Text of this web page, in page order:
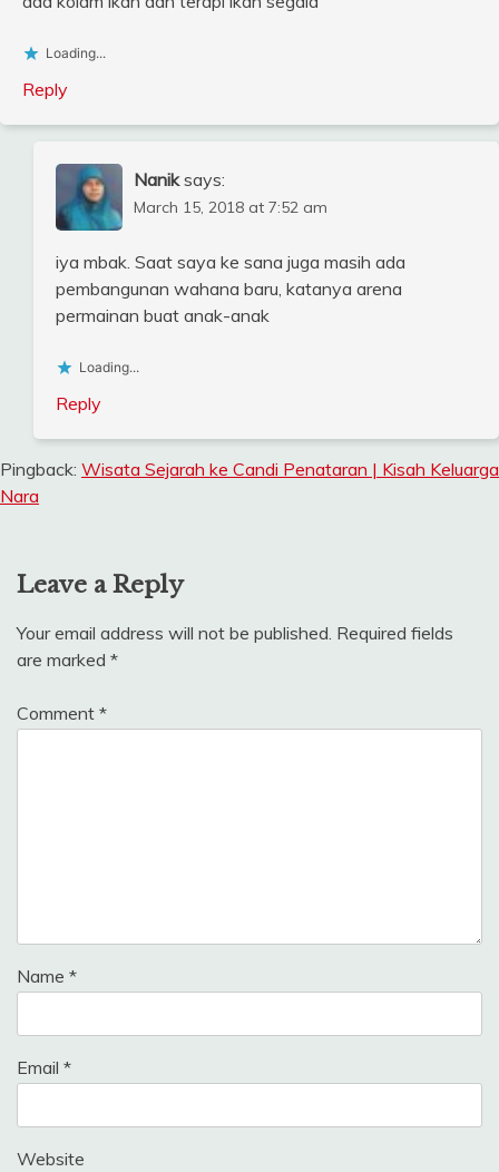
Loading...
Reply
Nanik says:
March 15, 2018 at 7:52 am
iya mbak. Saat saya ke sana juga masih ada
pembangunan wahana baru, katanya arena
permainan buat anak-anak
Loading...
Reply
Pingback: Wisata Sejarah ke Candi Penataran | Kisah Keluarga
Nara
Leave a Reply
Your email address will not be published. Required fields
are marked *
Comment *
Name *
Email *
Website